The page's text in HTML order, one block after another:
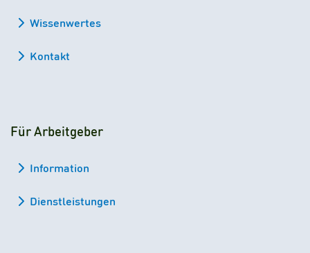
Wissenwertes
Kontakt
Für Arbeitgeber
Information
Dienstleistungen